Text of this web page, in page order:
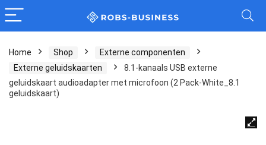
Home Shop
Externe componenten
Externe geluidskaarten
8.1-kanaals USB externe
geluidskaart audioadapter met microfoon (2 Pack-White_8.1
geluidskaart)